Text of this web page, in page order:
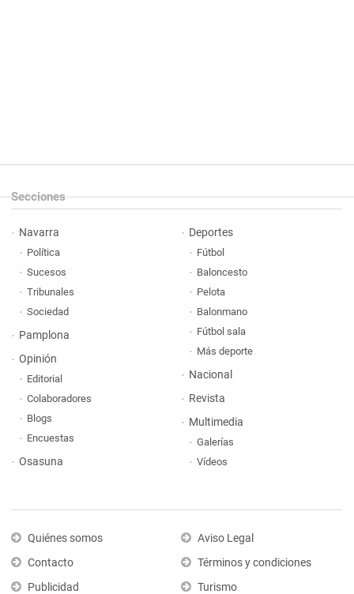
Secciones
Navarra
Política
Sucesos
Tribunales
Sociedad
Pamplona
Opinión
Editorial
Colaboradores
Blogs
Encuestas
Osasuna
Deportes
Fútbol
Baloncesto
Pelota
Balonmano
Fútbol sala
Más deporte
Nacional
Revista
Multimedia
Galerías
Vídeos
Quiénes somos
Contacto
Publicidad
Aviso Legal
Términos y condiciones
Turismo